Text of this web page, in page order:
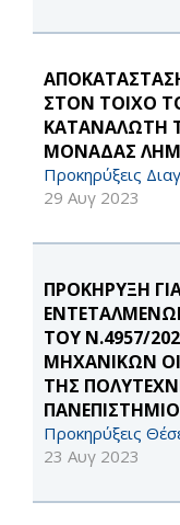
ΣΤΟΝ ΤΟΙΧΟ
ΚΑΤΑΝΑΛΩΤΗ
ΜΟΝΑΔΑΣ
Προκηρύξεις
29 Αυγ 2023
ΠΡΟΚΗΡΥΞΗ
ΤΟΥ Ν.4957/
ΜΗΧΑΝΙΚΩΝ
ΤΗΣ
Προκηρύξεις
23 Αυγ 2023